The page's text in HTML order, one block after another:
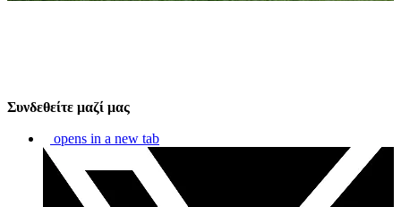
Συνδεθείτε μαζί μας
opens in a new tab